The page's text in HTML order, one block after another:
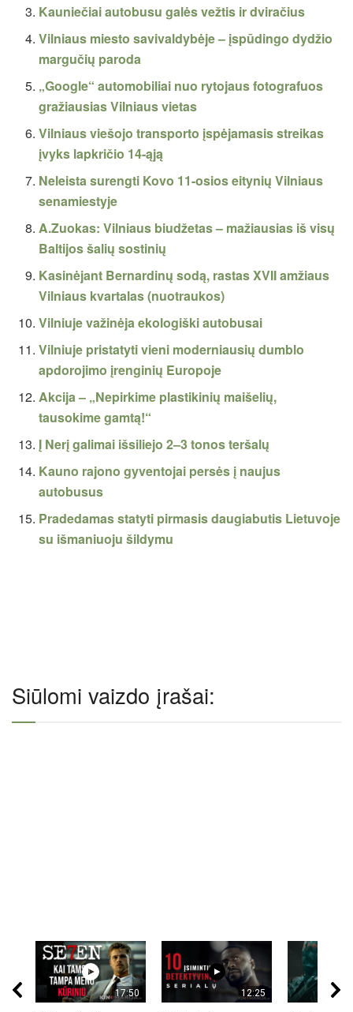
Kauniečiai autobusu galės vežtis ir dviračius
Vilniaus miesto savivaldybėje – įspūdingo dydžio
margučių paroda
„Google“ automobiliai nuo rytojaus fotografuos
gražiausias Vilniaus vietas
Vilniaus viešojo transporto įspėjamasis streikas
įvyks lapkričio 14-ąją
Neleista surengti Kovo 11-osios eitynių Vilniaus
senamiestyje
A.Zuokas: Vilniaus biudžetas – mažiausias iš visų
Baltijos šalių sostinių
Kasinėjant Bernardinų sodą, rastas XVII amžiaus
Vilniaus kvartalas (nuotraukos)
Vilniuje važinėja ekologiški autobusai
Vilniuje pristatyti vieni moderniausių dumblo
apdorojimo įrenginių Europoje
Akcija – „Nepirkime plastikinių maišelių,
tausokime gamtą!“
Į Nerį galimai išsiliejo 2–3 tonos teršalų
Kauno rajono gyventojai persės į naujus
autobusus
Pradedamas statyti pirmasis daugiabutis Lietuvoje
su išmaniuoju šildymu
Siūlomi vaizdo įrašai:
17:50 12:25